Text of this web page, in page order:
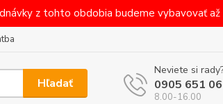
z tohto obdobia budeme vybavovať až
Hľadať
Neviete si
0905 651
8.00-16.00